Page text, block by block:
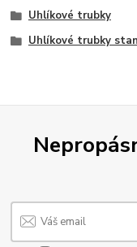
Uhlíkové trubky
Uhlíkové trubky